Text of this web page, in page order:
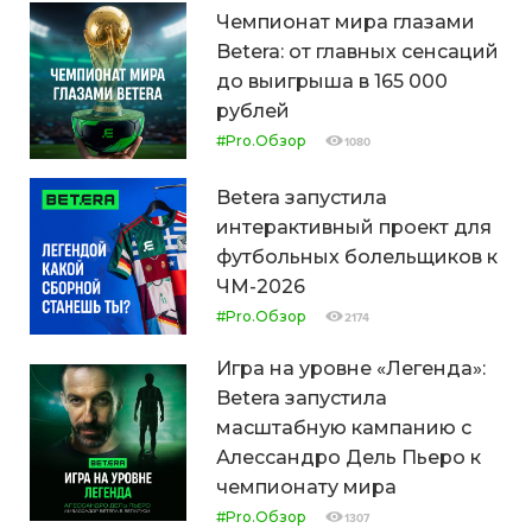
Чемпионат мира глазами
Betera: от главных сенсаций
до выигрыша в 165 000
рублей
#Pro.Обзор 1080
Betera запустила
интерактивный проект для
футбольных болельщиков к
ЧМ-2026
#Pro.Обзор 2174
Игра на уровне «Легенда»:
Betera запустила
масштабную кампанию с
Алессандро Дель Пьеро к
чемпионату мира
#Pro.Обзор 1307